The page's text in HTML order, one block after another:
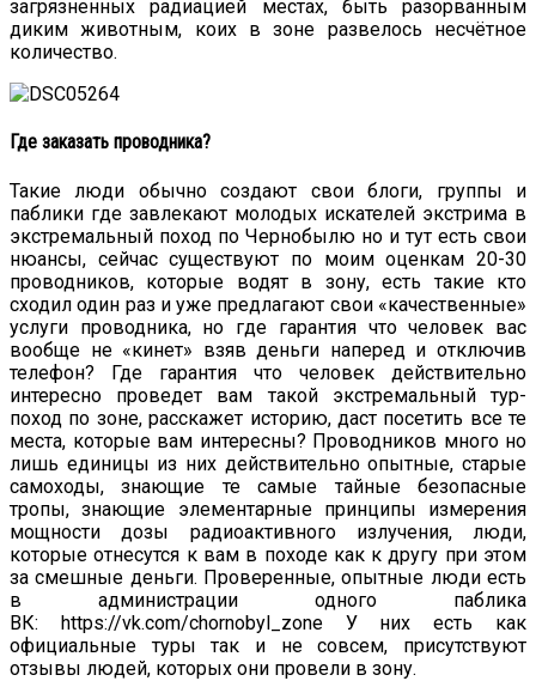
загрязненных радиацией местах, быть разорванным
диким животным, коих в зоне развелось несчётное
количество.
Где заказать проводника?
Такие люди обычно создают свои блоги, группы и
паблики где завлекают молодых искателей экстрима в
экстремальный поход по Чернобылю но и тут есть свои
нюансы, сейчас существуют по моим оценкам 20-30
проводников, которые водят в зону, есть такие кто
сходил один раз и уже предлагают свои «качественные»
услуги проводника, но где гарантия что человек вас
вообще не «кинет» взяв деньги наперед и отключив
телефон? Где гарантия что человек действительно
интересно проведет вам такой экстремальный тур-
поход по зоне, расскажет историю, даст посетить все те
места, которые вам интересны? Проводников много но
лишь единицы из них действительно опытные, старые
самоходы, знающие те самые тайные безопасные
тропы, знающие элементарные принципы измерения
мощности дозы радиоактивного излучения, люди,
которые отнесутся к вам в походе как к другу при этом
за смешные деньги. Проверенные, опытные люди есть
в администрации одного паблика
ВК: https://vk.com/chornobyl_zone У них есть как
официальные туры так и не совсем, присутствуют
отзывы людей, которых они провели в зону.